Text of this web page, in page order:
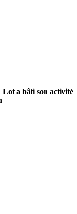
Lot a bâti son activité